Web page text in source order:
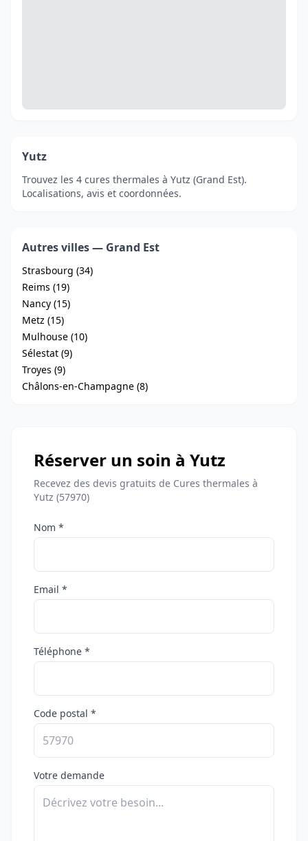
Yutz
Trouvez les 4 cures thermales à Yutz (Grand Est).
Localisations, avis et coordonnées.
Autres villes — Grand Est
Strasbourg (34)
Reims (19)
Nancy (15)
Metz (15)
Mulhouse (10)
Sélestat (9)
Troyes (9)
Châlons-en-Champagne (8)
Réserver un soin à Yutz
Recevez des devis gratuits de Cures thermales à
Yutz (57970)
Nom *
Email *
Téléphone *
Code postal *
Votre demande